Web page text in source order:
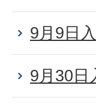
9月9日
9月30日